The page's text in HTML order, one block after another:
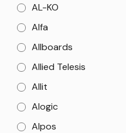
AL-KO
Alfa
Allboards
Allied Telesis
Allit
Alogic
Alpos